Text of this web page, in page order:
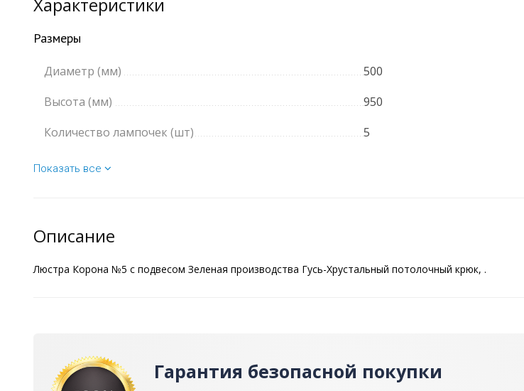
Характеристики
Размеры
Диаметр (мм)
500
Высота (мм)
950
Количество лампочек (шт)
5
Показать все
Описание
Люстра Корона №5 с подвесом Зеленая производства Гусь-Хрустальный потолочный крюк, .
Гарантия безопасной покупки